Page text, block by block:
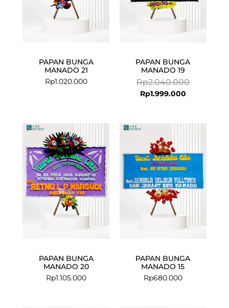
PAPAN BUNGA
MANADO 21
Rp1.020.000
PAPAN BUNGA
MANADO 19
Rp2.040.000
Rp1.999.000
PAPAN BUNGA
MANADO 20
Rp1.105.000
PAPAN BUNGA
MANADO 15
Rp680.000